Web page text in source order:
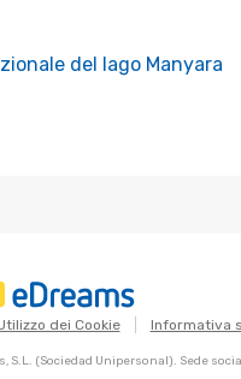
del lago Manyara
dei Cookie Informativa
(Sociedad Unipersonal). Sede